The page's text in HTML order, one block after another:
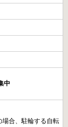
中
場合、駐輪する自転